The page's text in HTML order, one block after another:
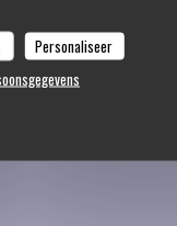
Personaliseer